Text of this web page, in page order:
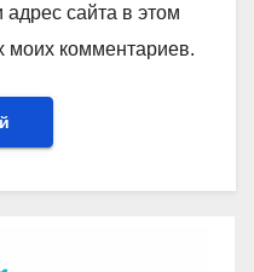
сайта в этом
моих комментариев.